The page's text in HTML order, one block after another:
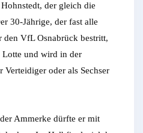
der gleich die
30-Jährige, der fast alle
VfL Osnabrück bestritt,
Lotte und wird in der
oder als Sechser
Ammerke dürfte er mit